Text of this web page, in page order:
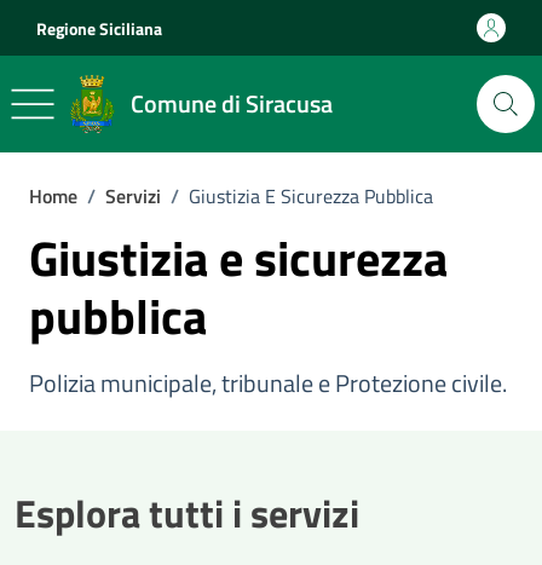
Regione Siciliana
Comune di Siracusa
Home / Servizi / Giustizia E Sicurezza Pubblica
Giustizia e sicurezza
pubblica
Polizia municipale, tribunale e Protezione civile.
Esplora tutti i servizi